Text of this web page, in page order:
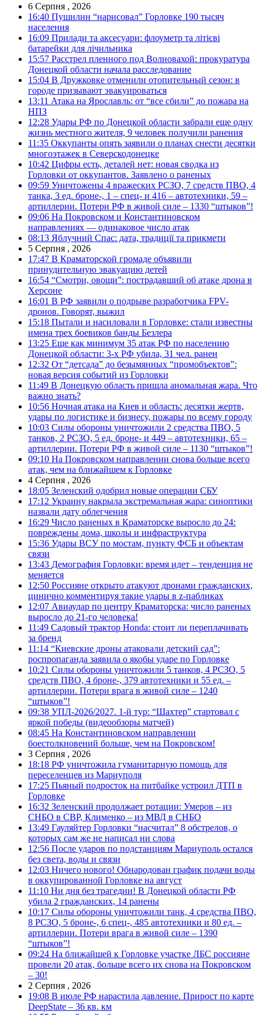
6 Серпня , 2026
16:40 Пушилин “нарисовал” Горловке 190 тысяч
населения
16:09 Прилади та аксесуари: флоуметр та літієві
батарейки для лічильника
15:57 Расстрел пленного под Волновахой: прокуратура
Донецкой области начала расследование
15:04 В Дружковке отменили отопительный сезон: в
городе призывают эвакуироваться
13:11 Атака на Ярославль: от “все сбили” до пожара на
НПЗ
12:28 Удары РФ по Донецкой области забрали еще одну
жизнь местного жителя, 9 человек получили ранения
11:35 Оккупанты опять заявили о планах снести десятки
многоэтажек в Северскодонецке
10:42 Цифры есть, деталей нет: новая сводка из
Горловки от оккупантов. Заявлено о раненых
09:59 Уничтожены 4 вражеских РСЗО, 7 средств ПВО, 4
танка, 3 ед. броне-, 1 – спец- и 416 – автотехники, 59 –
артиллерии. Потери РФ в живой силе – 1330 “штыков”!
09:06 На Покровском и Константиновском
направлениях — одинаковое число атак
08:13 Яблучний Спас: дата, традиції та прикмети
5 Серпня , 2026
17:47 В Краматорской громаде объявили
принудительную эвакуацию детей
16:54 “Смотри, овощи”: пострадавший об атаке дрона в
Херсоне
16:01 В РФ заявили о подрыве разработчика FPV-
дронов. Говорят, выжил
15:18 Пытали и насиловали в Горловке: стали известны
имена трех боевиков банды Безлера
13:25 Еще как минимум 35 атак РФ по населению
Донецкой области: 3-х РФ убила, 31 чел. ранен
12:32 От “детсада” до безымянных “промобъектов”:
новая версия событий из Горловки
11:49 В Донецкую область пришла аномальная жара. Что
важно знать?
10:56 Ночная атака на Киев и область: десятки жертв,
удары по логистике и бизнесу, пожары по всему городу
10:03 Силы обороны уничтожили 2 средства ПВО, 5
танков, 2 РСЗО, 5 ед. броне- и 449 – автотехники, 65 –
артиллерии. Потери РФ в живой силе – 1130 “штыков”!
09:10 На Покровском направлении снова больше всего
атак, чем на ближайшем к Горловке
4 Серпня , 2026
18:05 Зеленский одобрил новые операции СБУ
17:12 Украину накрыла экстремальная жара: синоптики
назвали дату облегчения
16:29 Число раненых в Краматорске выросло до 24:
повреждены дома, школы и инфраструктура
15:36 Удары ВСУ по мостам, пункту ФСБ и объектам
связи
13:43 Демография Горловки: время идет – тенденция не
меняется
12:50 Россияне открыто атакуют дронами гражданских,
цинично комментируя такие удары в z-пабликах
12:07 Авиаудар по центру Краматорска: число раненых
выросло до 21-го человека!
11:49 Садовый трактор Honda: стоит ли переплачивать
за бренд
11:14 “Киевские дроны атаковали детский сад”:
роспропаганда заявила о якобы ударе по Горловке
10:21 Силы обороны уничтожили 5 танков, 4 РСЗО, 5
средств ПВО, 4 броне-, 379 автотехники и 55 ед. –
артиллерии. Потери врага в живой силе – 1240
“штыков”!
09:38 УПЛ-2026/2027. 1-й тур: “Шахтер” стартовал с
яркой победы (видеообзоры матчей)
08:45 На Константиновском направлении
боестолкновений больше, чем на Покровском!
3 Серпня , 2026
18:18 РФ уничтожила гуманитарную помощь для
переселенцев из Мариуполя
17:25 Пьяный подросток на питбайке устроил ДТП в
Горловке
16:32 Зеленский продолжает ротации: Умеров – из
СНБО в СВР, Клименко – из МВД в СНБО
13:49 Гауляйтер Горловки “насчитал” 8 обстрелов, о
которых сам же не написал ни слова
12:56 После ударов по подстанциям Мариуполь остался
без света, воды и связи
12:03 Ничего нового! Обнародован график подачи воды
в оккупированной Горловке на август
11:10 Ни дня без трагедии! В Донецкой области РФ
убила 2 гражданских, 14 ранены
10:17 Силы обороны уничтожили танк, 4 средства ПВО,
8 РСЗО, 5 броне-, 6 спец-, 485 автотехники и 80 ед. –
артиллерии. Потери врага в живой силе – 1390
“штыков”!
09:24 На ближайшей к Горловке участке ЛБС россияне
провели 20 атак, больше всего их снова на Покровском
– 30!
2 Серпня , 2026
19:08 В июле РФ нарастила давление. Прирост по карте
DeepState – 36 кв. км